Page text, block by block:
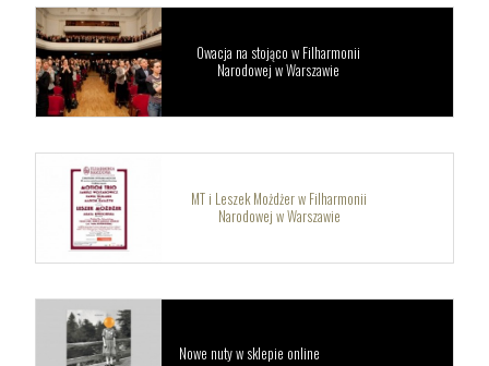
Owacja na stojąco w Filharmonii
Narodowej w Warszawie
MT i Leszek Możdżer w Filharmonii
Narodowej w Warszawie
Nowe nuty w sklepie online